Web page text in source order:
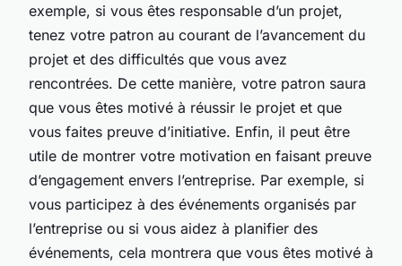
exemple, si vous êtes responsable d’un projet,
tenez votre patron au courant de l’avancement du
projet et des difficultés que vous avez
rencontrées. De cette manière, votre patron saura
que vous êtes motivé à réussir le projet et que
vous faites preuve d’initiative. Enfin, il peut être
utile de montrer votre motivation en faisant preuve
d’engagement envers l’entreprise. Par exemple, si
vous participez à des événements organisés par
l’entreprise ou si vous aidez à planifier des
événements, cela montrera que vous êtes motivé à